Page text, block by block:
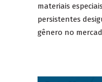
materiais
persistentes
gênero no